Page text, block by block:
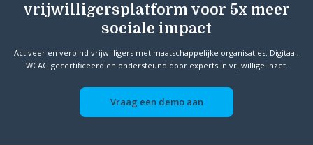
vrijwilligersplatform voor 5x meer
sociale impact
Activeer en verbind vrijwilligers met maatschappelijke organisaties. Digitaal,
WCAG gecertificeerd en ondersteund door experts in vrijwillige inzet.
Vraag een demo aan